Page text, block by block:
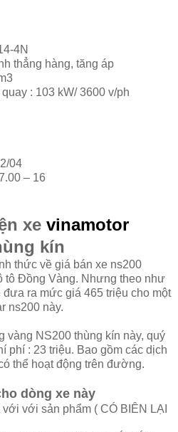
4N
thẳng hàng, tăng áp
: 103 kW/ 3600 v/ph
04
– 16
xe vinamotor
kín
thức về giá bán xe ns200
tô Đồng Vàng. Nhưng theo như
ra mức giá 465 triệu cho một
ns200 này.
vàng NS200 thùng kín này, quý
phí : 23 triệu. Bao gồm các dịch
thể hoạt động trên đường.
dòng xe này
với sản phẩm ( CÓ BIÊN LẠI